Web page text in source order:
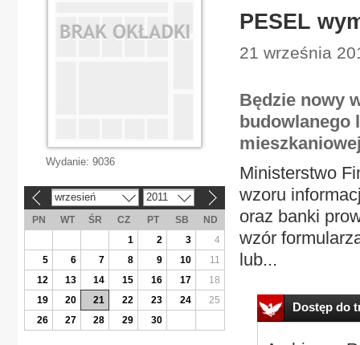
PESEL
21 września
Będzie nowy
budowlanego
Ministerstwo
wzoru
oraz banki
wzór
lub...
Dostęp do
Wydanie: 9036
wrzesień 2011
PN WT ŚR CZ PT SB
ND
1
2 3
4
5
6 7 8 9 10
11
12
13 14 15 16 17
18
19
20 21 22 23 24
25
26
27 28 29 30